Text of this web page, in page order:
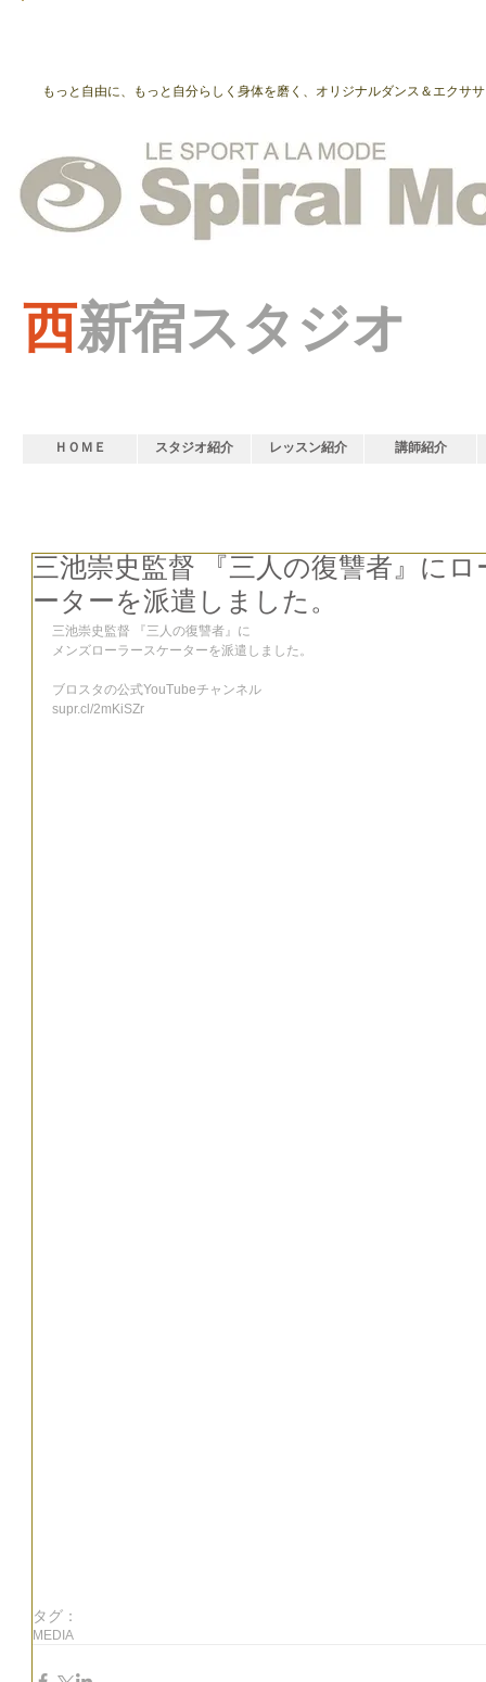
もっと自由に、もっと自分らしく身体を磨く、オリジナルダンス＆エクサ
西新宿スタジオ
ＨＯＭＥ スタジオ紹介 レッスン紹介 講師紹介
三池崇史監督 『三人の復讐者』に
ーターを派遣しました。
三池崇史監督 『三人の復讐者』に
メンズローラースケーターを派遣しました。
ブロスタの公式YouTubeチャンネル
supr.cl/2mKiSZr
タグ：
MEDIA